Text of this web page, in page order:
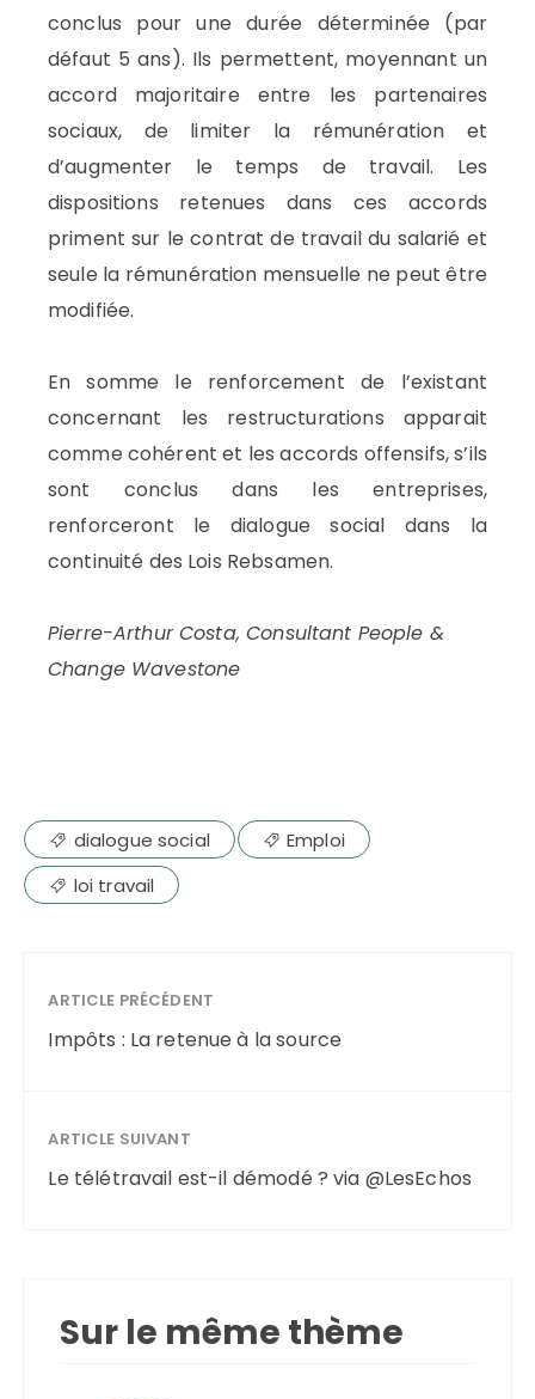
conclus pour une durée déterminée (par
défaut 5 ans). Ils permettent, moyennant un
accord majoritaire entre les partenaires
sociaux, de limiter la rémunération et
d’augmenter le temps de travail. Les
dispositions retenues dans ces accords
priment sur le contrat de travail du salarié et
seule la rémunération mensuelle ne peut être
modifiée.
En somme le renforcement de l’existant
concernant les restructurations apparait
comme cohérent et les accords offensifs, s’ils
sont conclus dans les entreprises,
renforceront le dialogue social dans la
continuité des Lois Rebsamen.
Pierre-Arthur Costa, Consultant People &
Change Wavestone
dialogue social
Emploi
loi travail
ARTICLE PRÉCÉDENT
Impôts : La retenue à la source
ARTICLE SUIVANT
Le télétravail est-il démodé ? via @LesEchos
Sur le même thème